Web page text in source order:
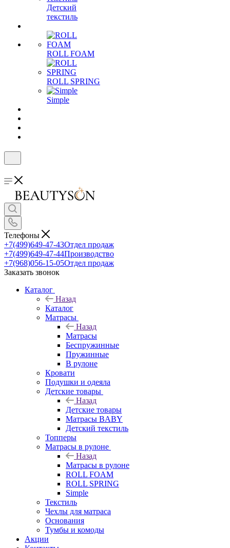
Детский
текстиль
ROLL FOAM
ROLL SPRING
Simple
Телефоны
+7(499)649-47-43Отдел продаж
+7(499)649-47-44Производство
+7(968)056-15-05Отдел продаж
Заказать звонок
Каталог
Назад
Каталог
Матрасы
Назад
Матрасы
Беспружинные
Пружинные
В рулоне
Кровати
Подушки и одеяла
Детские товары
Назад
Детские товары
Матрасы BABY
Детский текстиль
Топперы
Матрасы в рулоне
Назад
Матрасы в рулоне
ROLL FOAM
ROLL SPRING
Simple
Текстиль
Чехлы для матраса
Основания
Тумбы и комоды
Акции